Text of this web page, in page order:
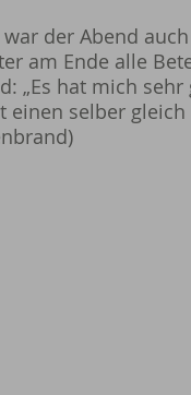
der Abend
am Ende alle
„Es hat mich sehr
selber